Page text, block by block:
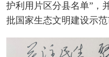
护利用片区分县名单”，
批国家生态文明建设示范